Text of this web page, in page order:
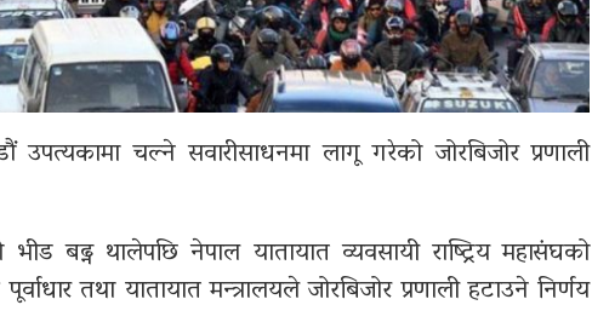
चल्ने सवारीसाधनमा लागू गरेको जोरबिजोर प्रणाली
भीड बढ्न थालेपछि नेपाल यातायात व्यवसायी राष्ट्रिय महासंघको
तथा यातायात मन्त्रालयले जोरबिजोर प्रणाली हटाउने निर्णय